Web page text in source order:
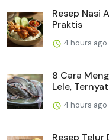
Resep Nasi
Praktis
4 hours ago
8 Cara
Lele,
4 hours ago